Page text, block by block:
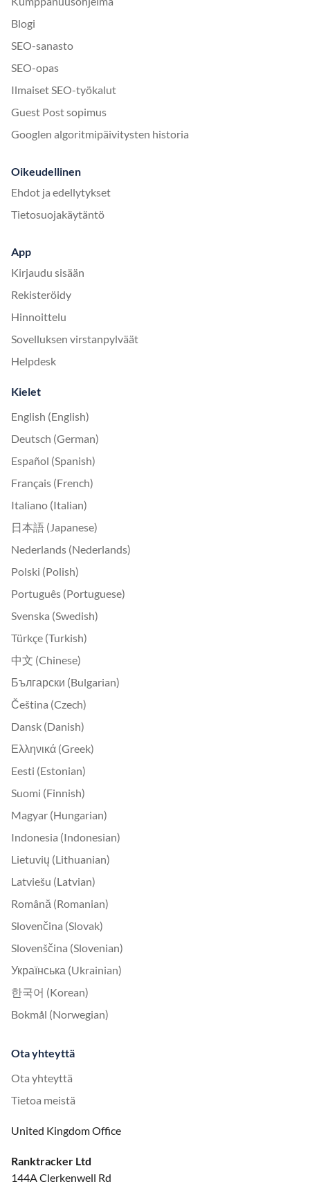
Blogi
SEO-sanasto
SEO-opas
Ilmaiset SEO-työkalut
Guest Post sopimus
Googlen algoritmipäivitysten historia
Oikeudellinen
Ehdot ja edellytykset
Tietosuojakäytäntö
App
Kirjaudu sisään
Rekisteröidy
Hinnoittelu
Sovelluksen virstanpylväät
Helpdesk
Kielet
English (English)
Deutsch (German)
Español (Spanish)
Français (French)
Italiano (Italian)
日本語 (Japanese)
Nederlands (Nederlands)
Polski (Polish)
Português (Portuguese)
Svenska (Swedish)
Türkçe (Turkish)
中文 (Chinese)
Български (Bulgarian)
Čeština (Czech)
Dansk (Danish)
Ελληνικά (Greek)
Eesti (Estonian)
Suomi (Finnish)
Magyar (Hungarian)
Indonesia (Indonesian)
Lietuvių (Lithuanian)
Latviešu (Latvian)
Română (Romanian)
Slovenčina (Slovak)
Slovenščina (Slovenian)
Українська (Ukrainian)
한국어 (Korean)
Bokmål (Norwegian)
Ota yhteyttä
Ota yhteyttä
Tietoa meistä
United Kingdom Office
Ranktracker Ltd
144A Clerkenwell Rd